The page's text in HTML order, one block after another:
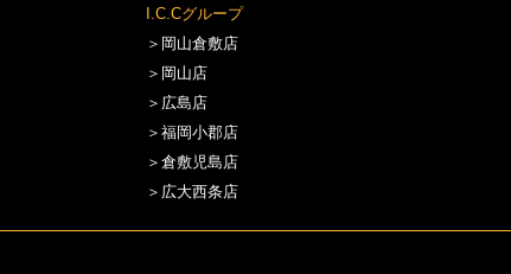
I.C.Cグループ
＞岡山倉敷店
＞岡山店
＞広島店
＞福岡小郡店
＞倉敷児島店
＞広大西条店